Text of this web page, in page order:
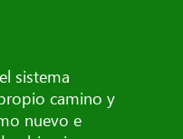
sistema
camino y
nuevo e